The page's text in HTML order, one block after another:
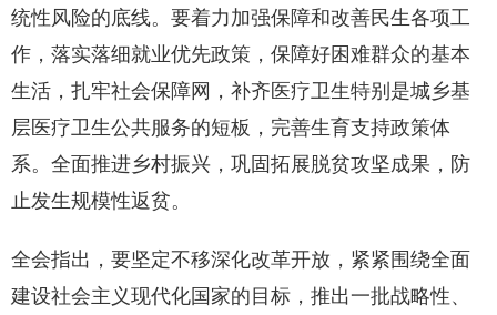
统性风险的底线。要着力加强保障和改善民生各项工
作，落实落细就业优先政策，保障好困难群众的基本
生活，扎牢社会保障网，补齐医疗卫生特别是城乡基
层医疗卫生公共服务的短板，完善生育支持政策体
系。全面推进乡村振兴，巩固拓展脱贫攻坚成果，防
止发生规模性返贫。
全会指出，要坚定不移深化改革开放，紧紧围绕全面
建设社会主义现代化国家的目标，推出一批战略性、